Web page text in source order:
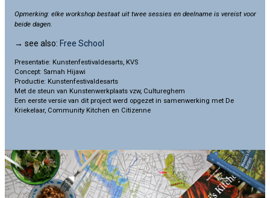
Opmerking: elke workshop bestaat uit twee sessies en deelname is vereist voor
beide dagen.
→ see also: Free School
Presentatie: Kunstenfestivaldesarts, KVS
Concept: Samah Hijawi
Productie: Kunstenfestivaldesarts
Met de steun van Kunstenwerkplaats vzw, Cultureghem
Een eerste versie van dit project werd opgezet in samenwerking met De
Kriekelaar, Community Kitchen en Citizenne